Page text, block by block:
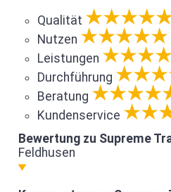
Qualität
Nutzen
Leistungen
Durchführung
Beratung
Kundenservice
Bewertung zu Supreme
Feldhusen